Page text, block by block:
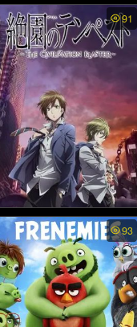
Mayo Chiki พากย์ไทย - ฉัน
นี่ล่ะพ่อบ้าน (2011)
91
Zetsuen no Tempest พาก
ย์ไทย - ปมปริศนา ศึกมหาเว
ทย์ (2013)
93